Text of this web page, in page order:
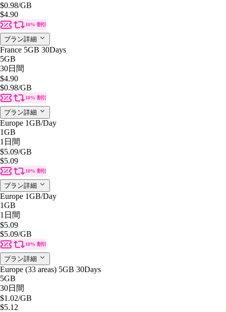
$0.98/GB
$4.90
10% 割引
プラン詳細
France 5GB 30Days
5GB
30日間
$4.90
$0.98/GB
10% 割引
プラン詳細
Europe 1GB/Day
1GB
1日間
$5.09/GB
$5.09
10% 割引
プラン詳細
Europe 1GB/Day
1GB
1日間
$5.09
$5.09/GB
10% 割引
プラン詳細
Europe (33 areas) 5GB 30Days
5GB
30日間
$1.02/GB
$5.12